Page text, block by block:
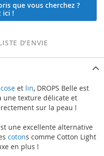
que vous cherchez ?
ici !
D’ENVIE
et lin, DROPS Belle est
une texture délicate et
sur la peau !
une excellente alternative
cotons comme Cotton Light
en plus !